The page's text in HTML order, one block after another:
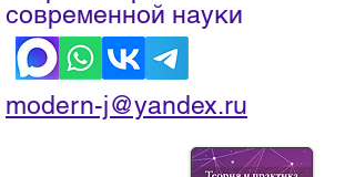
современной науки
modern-j@yandex.ru